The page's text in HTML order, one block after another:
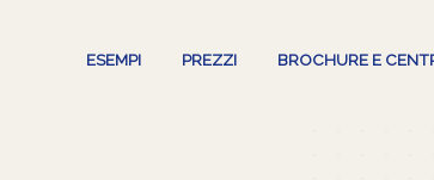
ESEMPI PREZZI BROCHURE E